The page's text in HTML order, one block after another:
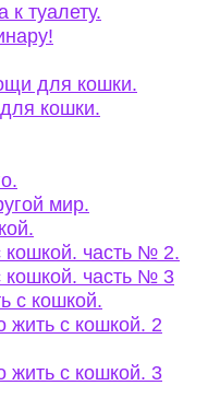
к туалету.
для кошки.
кошки.
мир.
кошкой. часть № 2.
кошкой. часть № 3
с кошкой.
жить с кошкой. 2
жить с кошкой. 3